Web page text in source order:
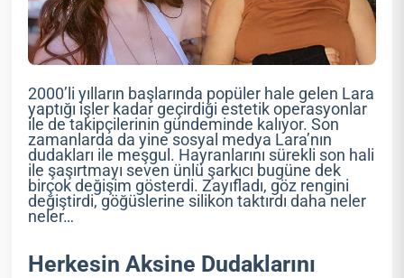
2000’li yılların başlarında popüler hale gelen Lara
yaptığı işler kadar geçirdiği estetik operasyonlar
ile de takipçilerinin gündeminde kalıyor. Son
zamanlarda da yine sosyal medya Lara’nın
dudakları ile meşgul. Hayranlarını sürekli son hali
ile şaşırtmayı seven ünlü şarkıcı bugüne dek
birçok değişim gösterdi. Zayıfladı, göz rengini
değiştirdi, göğüslerine silikon taktırdı daha neler
neler…
Herkesin Aksine Dudaklarını